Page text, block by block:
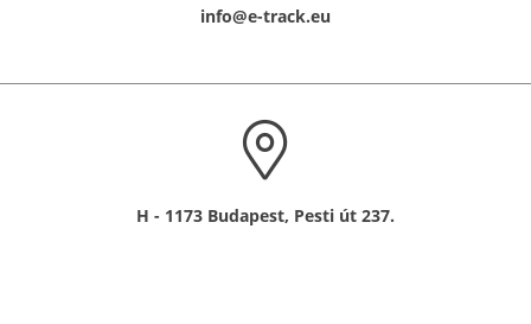
info@e-track.eu
H - 1173 Budapest, Pesti út 237.